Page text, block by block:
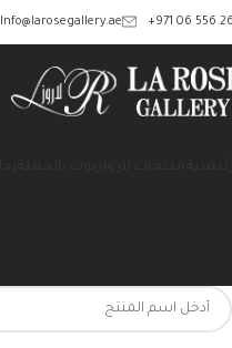
‎+971 06 556
Info@larosegallery.ae